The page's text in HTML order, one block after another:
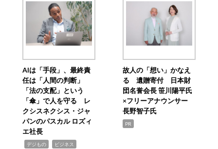
AIは「手段」、最終責
任は「人間の判断」
「法の支配」という
「傘」で人を守る レ
クシスネクシス・ジャ
パンのパスカル ロズィ
エ社長
デジもの ビジネス
故人の「想い」かなえ
る 遺贈寄付 日本財
団名誉会長 笹川陽平氏
×フリーアナウンサー
長野智子氏
PR